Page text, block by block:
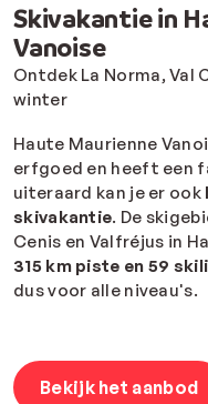
Skivakantie in
Vanoise
Ontdek La Norma, Val
winter
Haute Maurienne
erfgoed en heeft een
uiteraard kan je er ook
skivakantie. De
Cenis en Valfréjus in
315 km piste en 59
dus voor alle niveau's.
Bekijk het aanbod